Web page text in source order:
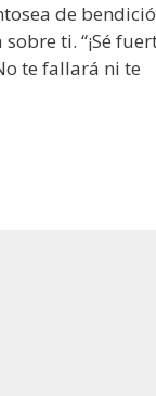
de
ti. “¡Sé
te fallará ni te